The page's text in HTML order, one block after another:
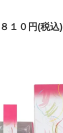
１０円(税込)